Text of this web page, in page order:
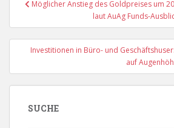
Möglicher Anstieg des Goldpreises um
laut AuAg Funds-
Investitionen in Büro- und
auf
SUCHE